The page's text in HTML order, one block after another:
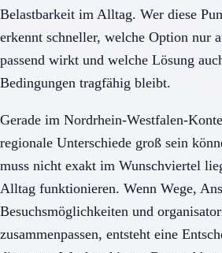
Belastbarkeit im Alltag. Wer diese
erkennt schneller, welche Option nur
passend wirkt und welche Lösung
Bedingungen tragfähig bleibt.
Gerade im Nordrhein-Westfalen-
regionale Unterschiede groß sein
muss nicht exakt im Wunschviertel
Alltag funktionieren. Wenn Wege,
Besuchsmöglichkeiten und
zusammenpassen, entsteht eine